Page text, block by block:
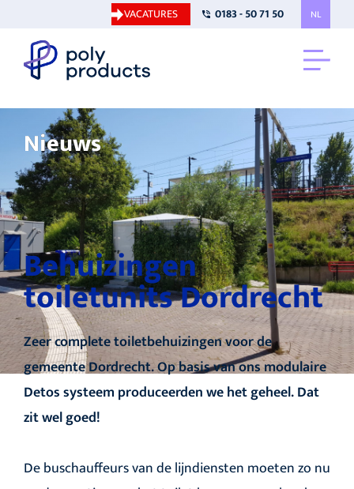
VACATURES 0183 - 50 71 50 NL
Nieuws
Behuizingen
toiletunits Dordrecht
Zeer complete toiletbehuizingen voor de
gemeente Dordrecht. Op basis van ons modulaire
Detos systeem produceerden we het geheel. Dat
zit wel goed!
De buschauffeurs van de lijndiensten moeten zo nu